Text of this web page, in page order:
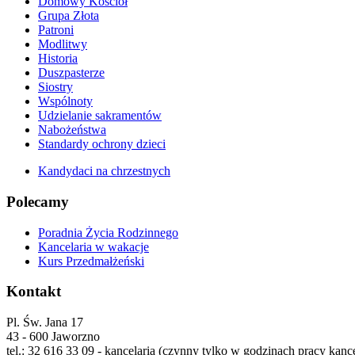
Grupa Złota
Patroni
Modlitwy
Historia
Duszpasterze
Siostry
Wspólnoty
Udzielanie sakramentów
Nabożeństwa
Standardy ochrony dzieci
Kandydaci na chrzestnych
Polecamy
Poradnia Życia Rodzinnego
Kancelaria w wakacje
Kurs Przedmałżeński
Kontakt
Pl. Św. Jana 17
43 - 600 Jaworzno
tel.: 32 616 33 09 - kancelaria (czynny tylko w godzinach pracy